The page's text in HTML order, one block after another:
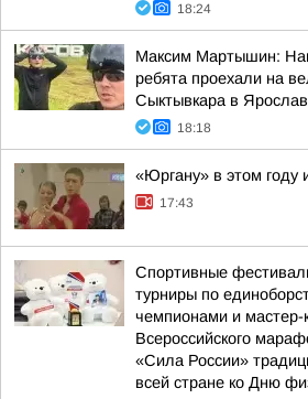
18:24
Максим Мартышин:
ребята проехали на
Сыктывкара в
18:18
«Юргану» в этом году
17:43
Спортивные
турниры по
чемпионами и мастер-
Всероссийского
«Сила России»
всей стране ко Дню